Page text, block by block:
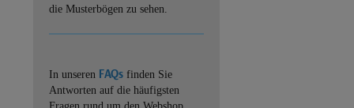
die Musterbögen zu sehen.
In unseren FAQs finden Sie
Antworten auf die häufigsten